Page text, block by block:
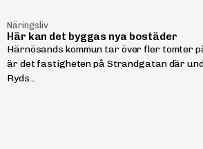
Näringsliv
Här kan det byggas nya bostäder
Härnösands kommun tar över fler tomter
är det fastigheten på Strandgatan där
Ryds...